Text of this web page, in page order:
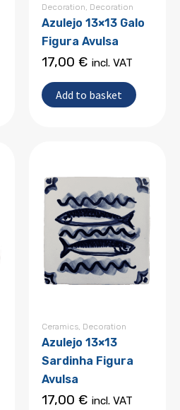
Decoration Decoration
Azulejo 13×13 Galo
Figura Avulsa
17,00 € incl. VAT
Add to basket
Ceramics, Decoration
Azulejo 13×13
Sardinha Figura
Avulsa
17,00 € incl. VAT